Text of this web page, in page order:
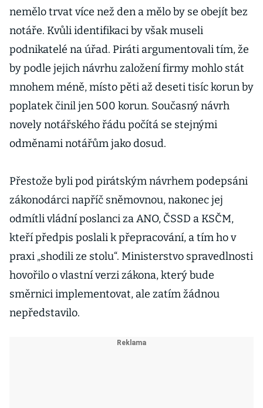
nemělo trvat více než den a mělo by se obejít bez
notáře. Kvůli identifikaci by však museli
podnikatelé na úřad. Piráti argumentovali tím, že
by podle jejich návrhu založení firmy mohlo stát
mnohem méně, místo pěti až deseti tisíc korun by
poplatek činil jen 500 korun. Současný návrh
novely notářského řádu počítá se stejnými
odměnami notářům jako dosud.
Přestože byli pod pirátským návrhem podepsáni
zákonodárci napříč sněmovnou, nakonec jej
odmítli vládní poslanci za ANO, ČSSD a KSČM,
kteří předpis poslali k přepracování, a tím ho v
praxi „shodili ze stolu“. Ministerstvo spravedlnosti
hovořilo o vlastní verzi zákona, který bude
směrnici implementovat, ale zatím žádnou
nepředstavilo.